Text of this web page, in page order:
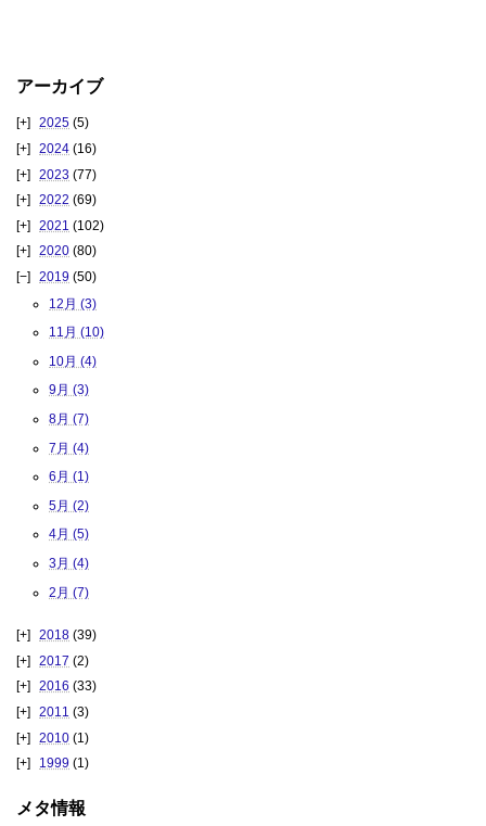
アーカイブ
2025 (5)
2024 (16)
2023 (77)
2022 (69)
2021 (102)
2020 (80)
2019 (50)
12月 (3)
11月 (10)
10月 (4)
9月 (3)
8月 (7)
7月 (4)
6月 (1)
5月 (2)
4月 (5)
3月 (4)
2月 (7)
2018 (39)
2017 (2)
2016 (33)
2011 (3)
2010 (1)
1999 (1)
メタ情報